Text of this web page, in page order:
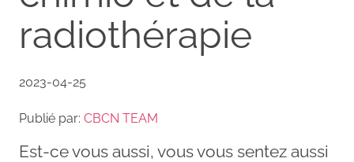
radiothérapie
2023-04-25
Publié par: CBCN TEAM
Est-ce vous aussi, vous vous sentez aussi